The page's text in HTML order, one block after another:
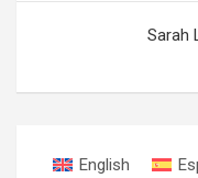
Sarah
English